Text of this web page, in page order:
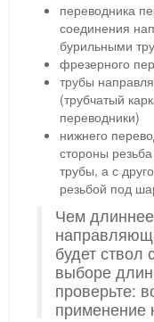
переводника
соединения
бурильными
фрезерного
трубы
(трубчатый
переводники)
нижнего
стороны
трубы, а с
резьбой под
Чем
будет ствол
выборе
проверьте:
применение